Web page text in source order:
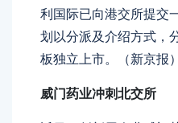
利国际已向港交所提交
划以分派及介绍方式，
板独立上市。（新京报）
威门药业冲刺北交所